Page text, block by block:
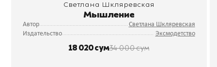
Светлана Шкляревская
Мышление
Автор
Светлана Шкляревская
Издательство
Эксмодетство
18 020 сум34 000 сум